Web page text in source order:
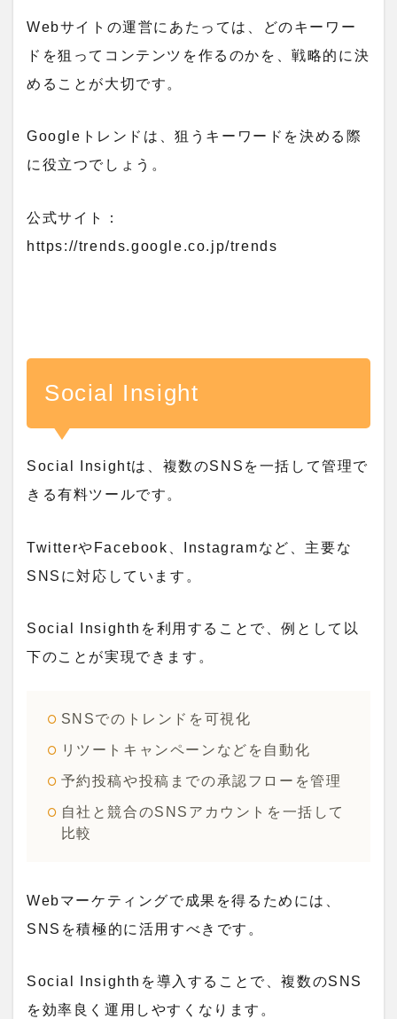
Webサイトの運営にあたっては、どのキーワー
ドを狙ってコンテンツを作るのかを、戦略的に決
めることが大切です。
Googleトレンドは、狙うキーワードを決める際
に役立つでしょう。
公式サイト：
https://trends.google.co.jp/trends
Social Insight
Social Insightは、複数のSNSを一括して管理で
きる有料ツールです。
TwitterやFacebook、Instagramなど、主要な
SNSに対応しています。
Social Insighthを利用することで、例として以
下のことが実現できます。
SNSでのトレンドを可視化
リツートキャンペーンなどを自動化
予約投稿や投稿までの承認フローを管理
自社と競合のSNSアカウントを一括して
比較
Webマーケティングで成果を得るためには、
SNSを積極的に活用すべきです。
Social Insighthを導入することで、複数のSNS
を効率良く運用しやすくなります。